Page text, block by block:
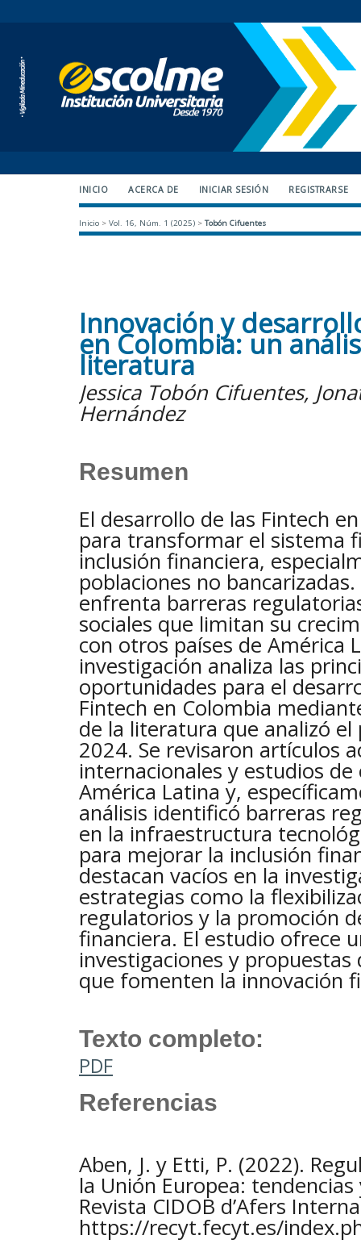
INICIO ACERCA DE INICIAR SESIÓN REGISTRARSE
Inicio > Vol. 16, Núm. 1 (2025) > Tobón Cifuentes
Innovación y
en Colombia: un
literatura
Jessica Tobón Cifuentes,
Hernández
Resumen
El desarrollo de las Fintech
para transformar el sistema
inclusión financiera,
poblaciones no
enfrenta barreras
sociales que limitan su
con otros países de América
investigación analiza las
oportunidades para el
Fintech en Colombia
de la literatura que analizó
2024. Se revisaron artículos
internacionales y estudios
América Latina y,
análisis identificó barreras
en la infraestructura
para mejorar la inclusión
destacan vacíos en la
estrategias como la
regulatorios y la promoción
financiera. El estudio ofrece
investigaciones y propuestas
que fomenten la innovación
Texto completo:
PDF
Referencias
Aben, J. y Etti, P. (2022).
la Unión Europea:
Revista CIDOB d’Afers
https://recyt.fecyt.es/